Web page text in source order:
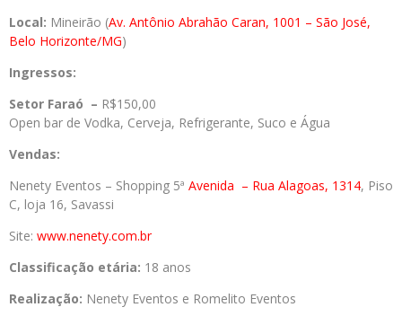
Local: Mineirão (Av. Antônio Abrahão Caran, 1001 – São José,
Belo Horizonte/MG)
Ingressos:
Setor Faraó – R$150,00
Open bar de Vodka, Cerveja, Refrigerante, Suco e Água
Vendas:
Nenety Eventos – Shopping 5ª Avenida – Rua Alagoas, 1314, Piso
C, loja 16, Savassi
Site: www.nenety.com.br
Classificação etária: 18 anos
Realização: Nenety Eventos e Romelito Eventos